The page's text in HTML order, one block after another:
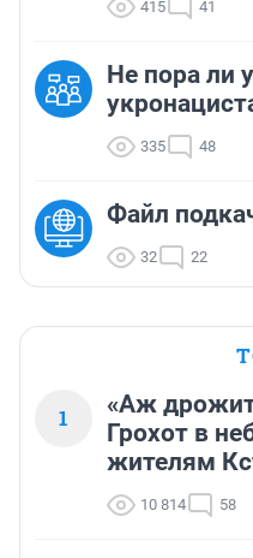
415 41
Не пора ли
335 48
Файл
32 22
1
«Аж дрожит
Грохот в
жителям
10 814 58